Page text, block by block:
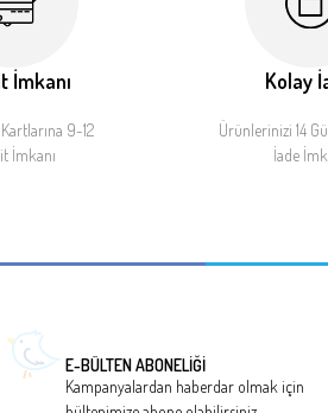
İmkanı
9-12
İmkanı
Kolay
Ürünlerinizi 14
İade
E-BÜLTEN ABONELİĞİ
Kampanyalardan haberdar olmak için